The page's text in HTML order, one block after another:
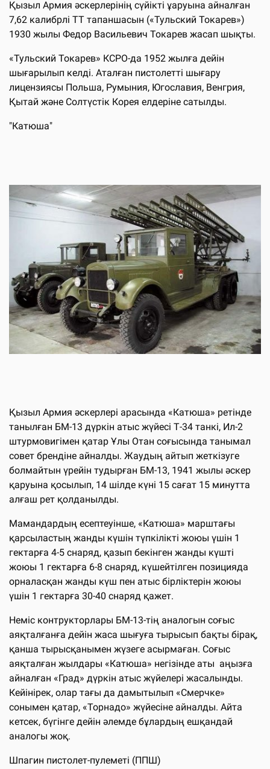
Қызыл Армия әскерлерінің сүйікті ұаруына айналған
7,62 калибрлі ТТ тапаншасын («Тульский Токарев»)
1930 жылы Федор Васильевич Токарев жасап шықты.
«Тульский Токарев» КСРО-да 1952 жылға дейін
шығарылып келді. Аталған пистолетті шығару
лицензиясы Польша, Румыния, Югославия, Венгрия,
Қытай және Солтүстік Корея елдеріне сатылды.
"Катюша"
Қызыл Армия әскерлері арасында «Катюша» ретінде
танылған БМ-13 дүркін атыс жүйесі Т-34 танкі, Ил-2
штурмовигімен қатар Ұлы Отан соғысында танымал
совет брендіне айналды. Жаудың айтып жеткізуге
болмайтын үрейін тудырған БМ-13, 1941 жылы әскер
қаруына қосылып, 14 шілде күні 15 сағат 15 минутта
алғаш рет қолданылды.
Мамандардың есептеуінше, «Катюша» марштағы
қарсыластың жанды күшін түпкілікті жоюы үшін 1
гектарға 4-5 снаряд, қазып бекінген жанды күшті
жоюы 1 гектарға 6-8 снаряд, күшейтілген позицияда
орналасқан жанды күш пен атыс бірліктерін жоюы
үшін 1 гектарға 30-40 снаряд қажет.
Неміс контрукторлары БМ-13-тің аналогын соғыс
аяқталғанға дейін жаса шығуға тырысып бақты бірақ,
қанша тырысқанымен жүзеге асырмаған. Соғыс
аяқталған жылдары «Катюша» негізінде аты аңызға
айналған «Град» дүркін атыс жүйелері жасалынды.
Кейінірек, олар тағы да дамытылып «Смерчке»
сонымен қатар, «Торнадо» жүйесіне айналды. Айта
кетсек, бүгінге дейін әлемде бұлардың ешқандай
аналогы жоқ.
Шпагин пистолет-пулеметі (ППШ)